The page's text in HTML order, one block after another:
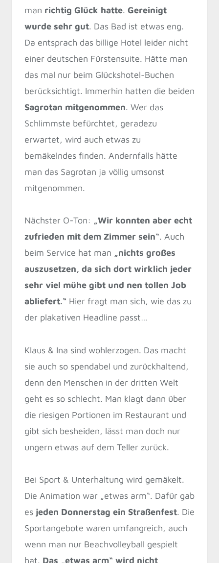
man richtig Glück hatte. Gereinigt
wurde sehr gut. Das Bad ist etwas eng.
Da entsprach das billige Hotel leider nicht
einer deutschen Fürstensuite. Hätte man
das mal nur beim Glückshotel-Buchen
berücksichtigt. Immerhin hatten die beiden
Sagrotan mitgenommen. Wer das
Schlimmste befürchtet, geradezu
erwartet, wird auch etwas zu
bemäkelndes finden. Andernfalls hätte
man das Sagrotan ja völlig umsonst
mitgenommen.
Nächster O-Ton: „Wir konnten aber echt
zufrieden mit dem Zimmer sein“. Auch
beim Service hat man „nichts großes
auszusetzen, da sich dort wirklich jeder
sehr viel mühe gibt und nen tollen Job
abliefert.“ Hier fragt man sich, wie das zu
der plakativen Headline passt…
Klaus & Ina sind wohlerzogen. Das macht
sie auch so spendabel und zurückhaltend,
denn den Menschen in der dritten Welt
geht es so schlecht. Man klagt dann über
die riesigen Portionen im Restaurant und
gibt sich besheiden, lässt man doch nur
ungern etwas auf dem Teller zurück.
Bei Sport & Unterhaltung wird gemäkelt.
Die Animation war „etwas arm“. Dafür gab
es jeden Donnerstag ein Straßenfest. Die
Sportangebote waren umfangreich, auch
wenn man nur Beachvolleyball gespielt
hat. Das „etwas arm“ wird nicht